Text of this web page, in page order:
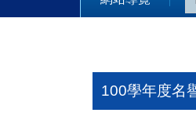
100學年度名